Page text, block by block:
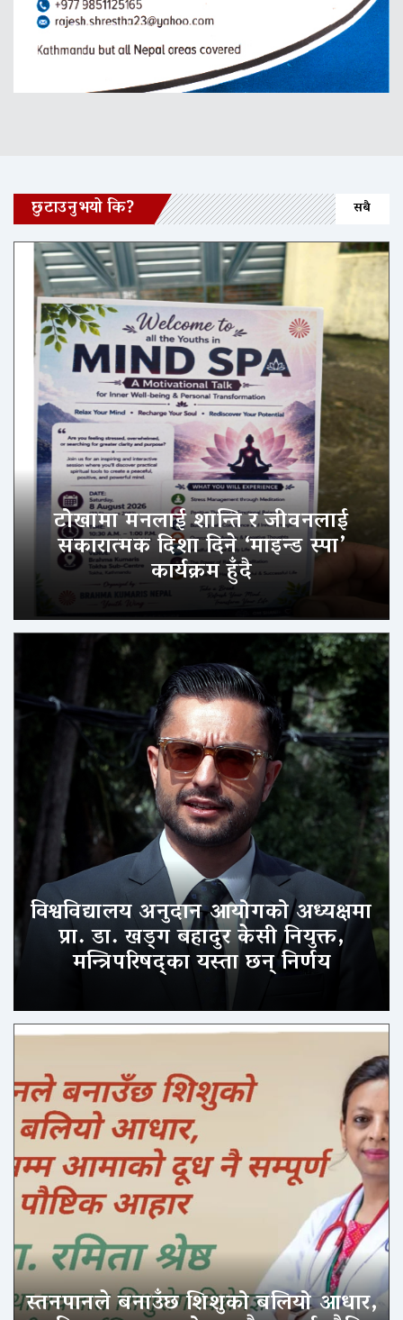
छुटाउनुभयो कि? सबै
टोखामा मनलाई शान्ति र जीवनलाई
सकारात्मक दिशा दिने ‘माइन्ड स्पा’
कार्यक्रम हुँदै
विश्वविद्यालय अनुदान आयोगको अध्यक्षमा
प्रा. डा. खड्ग बहादुर केसी नियुक्त,
मन्त्रिपरिषद्का यस्ता छन् निर्णय
स्तनपानले बनाउँछ शिशुको बलियो आधार,